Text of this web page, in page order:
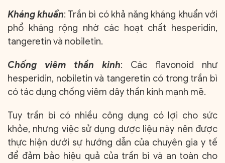
Kháng khuẩn: Trần bì có khả năng kháng khuẩn với
phổ kháng rộng nhờ các hoạt chất hesperidin,
tangeretin và nobiletin.
Chống viêm thần kinh: Các flavonoid như
hesperidin, nobiletin và tangeretin có trong trần bì
có tác dụng chống viêm dây thần kinh mạnh mẽ.
Tuy trần bì có nhiều công dụng có lợi cho sức
khỏe, nhưng việc sử dụng dược liệu này nên được
thực hiện dưới sự hướng dẫn của chuyên gia y tế
để đảm bảo hiệu quả của trần bì và an toàn cho